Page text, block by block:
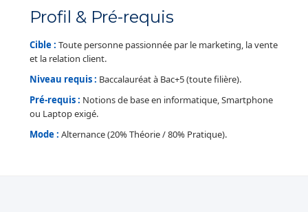
Profil & Pré-requis
Cible : Toute personne passionnée par le marketing, la vente
et la relation client.
Niveau requis : Baccalauréat à Bac+5 (toute filière).
Pré-requis : Notions de base en informatique, Smartphone
ou Laptop exigé.
Mode : Alternance (20% Théorie / 80% Pratique).